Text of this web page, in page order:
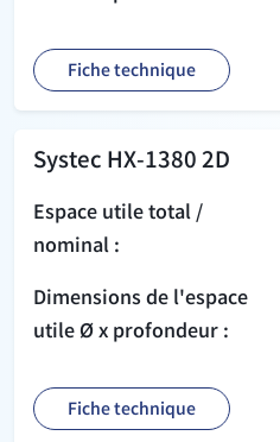
Fiche technique
Systec HX-1380 2D
Espace utile total /
nominal :
Dimensions de l'espace
utile Ø x profondeur :
Fiche technique